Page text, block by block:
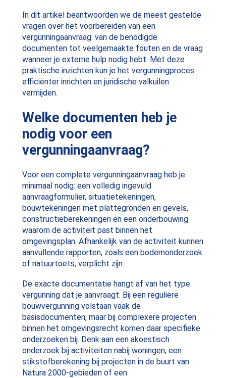
In dit artikel beantwoorden we de meest gestelde
vragen over het voorbereiden van een
vergunningaanvraag: van de benodigde
documenten tot veelgemaakte fouten en de vraag
wanneer je externe hulp nodig hebt. Met deze
praktische inzichten kun je het vergunningproces
efficiënter inrichten en juridische valkuilen
vermijden.
Welke documenten heb je
nodig voor een
vergunningaanvraag?
Voor een complete vergunningaanvraag heb je
minimaal nodig: een volledig ingevuld
aanvraagformulier, situatietekeningen,
bouwtekeningen met plattegronden en gevels,
constructieberekeningen en een onderbouwing
waarom de activiteit past binnen het
omgevingsplan. Afhankelijk van de activiteit kunnen
aanvullende rapporten, zoals een bodemonderzoek
of natuurtoets, verplicht zijn.
De exacte documentatie hangt af van het type
vergunning dat je aanvraagt. Bij een reguliere
bouwvergunning volstaan vaak de
basisdocumenten, maar bij complexere projecten
binnen het omgevingsrecht komen daar specifieke
onderzoeken bij. Denk aan een akoestisch
onderzoek bij activiteiten nabij woningen, een
stikstofberekening bij projecten in de buurt van
Natura 2000-gebieden of een